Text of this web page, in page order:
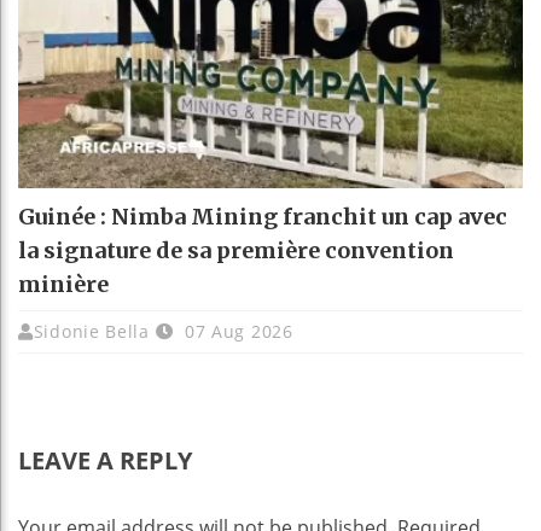
Guinée : Nimba Mining franchit un cap avec
la signature de sa première convention
minière
Sidonie Bella 07 Aug 2026
LEAVE A REPLY